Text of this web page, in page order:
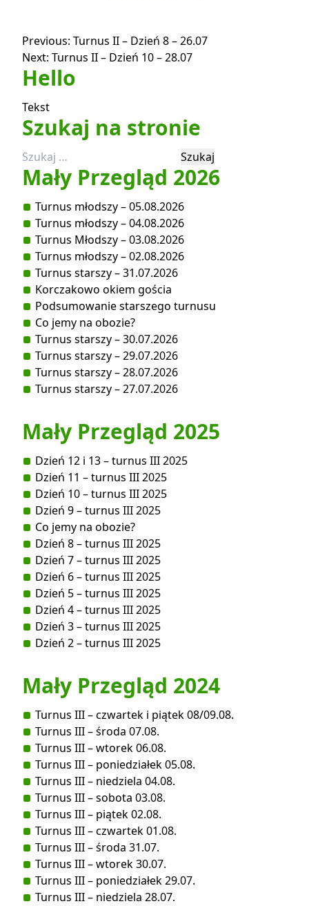
Nawigacja
wpisu
Previous: Turnus II – Dzień 8 – 26.07
Next: Turnus II – Dzień 10 – 28.07
Hello
Tekst
Szukaj na stronie
Szukaj:
Mały Przegląd 2026
Turnus młodszy – 05.08.2026
Turnus młodszy – 04.08.2026
Turnus Młodszy – 03.08.2026
Turnus młodszy – 02.08.2026
Turnus starszy – 31.07.2026
Korczakowo okiem gościa
Podsumowanie starszego turnusu
Co jemy na obozie?
Turnus starszy – 30.07.2026
Turnus starszy – 29.07.2026
Turnus starszy – 28.07.2026
Turnus starszy – 27.07.2026
Mały Przegląd 2025
Dzień 12 i 13 – turnus III 2025
Dzień 11 – turnus III 2025
Dzień 10 – turnus III 2025
Dzień 9 – turnus III 2025
Co jemy na obozie?
Dzień 8 – turnus III 2025
Dzień 7 – turnus III 2025
Dzień 6 – turnus III 2025
Dzień 5 – turnus III 2025
Dzień 4 – turnus III 2025
Dzień 3 – turnus III 2025
Dzień 2 – turnus III 2025
Mały Przegląd 2024
Turnus III – czwartek i piątek 08/09.08.
Turnus III – środa 07.08.
Turnus III – wtorek 06.08.
Turnus III – poniedziałek 05.08.
Turnus III – niedziela 04.08.
Turnus III – sobota 03.08.
Turnus III – piątek 02.08.
Turnus III – czwartek 01.08.
Turnus III – środa 31.07.
Turnus III – wtorek 30.07.
Turnus III – poniedziałek 29.07.
Turnus III – niedziela 28.07.